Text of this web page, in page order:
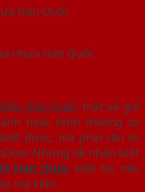
Hàn Quốc
nhựa Hàn Quốc
Hàn Quốcthật và giả
hoặc nhìn thoáng sơ
được, mà phải cần có
Nhưng dễ nhận biết
Hàn Quốc thật lúc nào
mạ kẽm.